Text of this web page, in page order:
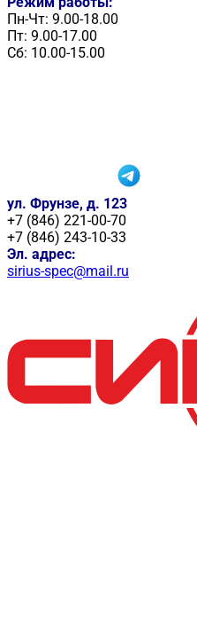
Пн-Чт: 9.00-18.00
Пт: 9.00-17.00
Сб: 10.00-15.00
ул. Фрунзе, д. 123
+7 (846) 221-00-70
+7 (846) 243-10-33
Эл. адрес:
sirius-spec@mail.ru